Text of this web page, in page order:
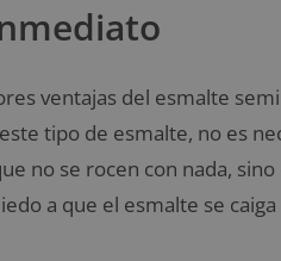
ventajas del esmalte
tipo de esmalte, no es
no se rocen con nada,
a que el esmalte se